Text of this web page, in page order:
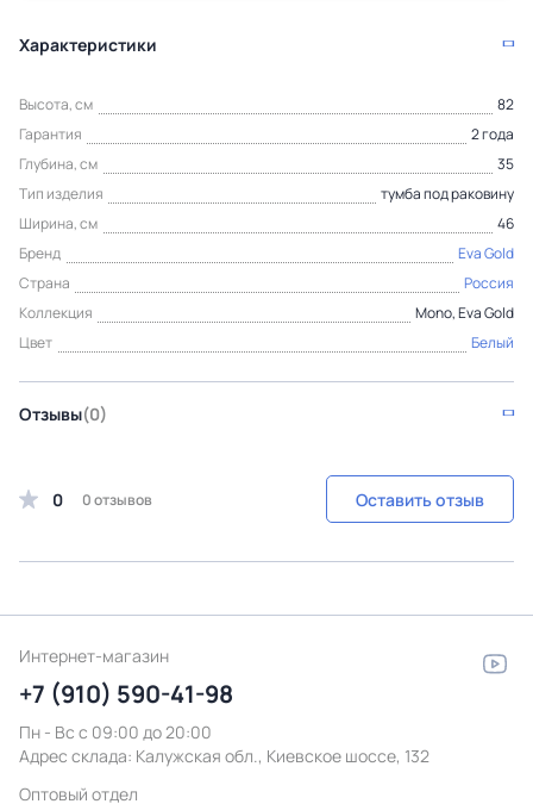
Характеристики
Высота, см
82
Гарантия
2 года
Глубина, см
35
Тип изделия
тумба под раковину
Ширина, см
46
Бренд
Eva Gold
Страна
Россия
Коллекция
Mono, Eva Gold
Цвет
Белый
Отзывы(0)
0 0 отзывов Оставить отзыв
Интернет-магазин
+7 (910) 590-41-98
Пн - Вс с 09:00 до 20:00
Адрес склада: Калужская обл., Киевское шоссе, 132
Оптовый отдел